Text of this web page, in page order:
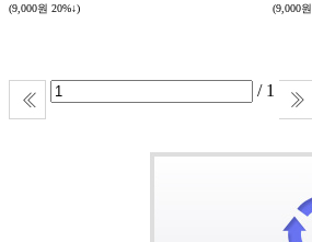
(9,000원 20%↓) (9,000원
/ 1